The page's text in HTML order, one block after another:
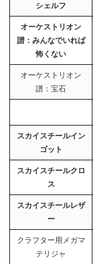
シェルフ
オーケストリオン
譜：みんなでいれば
怖くない
オーケストリオン
譜：宝石
スカイスチールイン
ゴット
スカイスチールクロ
ス
スカイスチールレザ
ー
クラフター用メガマ
テリジャ